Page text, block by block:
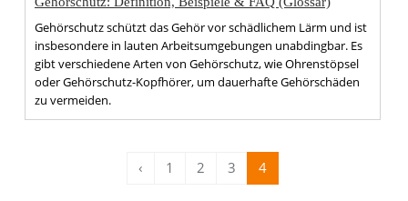
Gehörschutz schützt das Gehör vor schädlichem Lärm und ist
insbesondere in lauten Arbeitsumgebungen unabdingbar. Es
gibt verschiedene Arten von Gehörschutz, wie Ohrenstöpsel
oder Gehörschutz-Kopfhörer, um dauerhafte Gehörschäden
zu vermeiden.
‹ 1 2 3 4